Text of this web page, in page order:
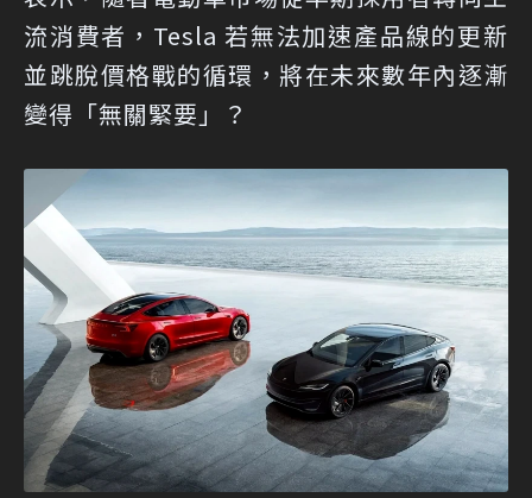
流消費者，Tesla 若無法加速產品線的更新
並跳脫價格戰的循環，將在未來數年內逐漸
變得「無關緊要」？